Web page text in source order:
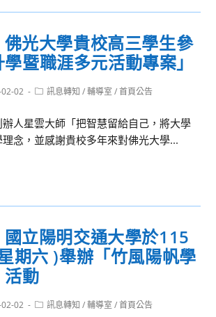
光大學貴校高三學生參
暨職涯多元活動專案」
02
Post訊息轉知 / 輔導室 / 首頁公告
人星雲大師「把智慧留給自己，將大學
念，並感謝貴校多年來對佛光大學...
立陽明交通大學於115
期六 )舉辦「竹風陽帆學
活動
02
Post訊息轉知 / 輔導室 / 首頁公告